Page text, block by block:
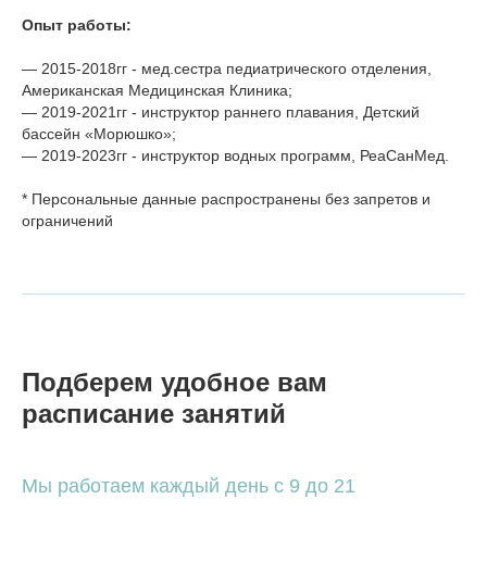
Опыт работы:
— 2015-2018гг - мед.сестра педиатрического отделения,
Американская Медицинская Клиника;
— 2019-2021гг - инструктор раннего плавания, Детский
бассейн «Морюшко»;
— 2019-2023гг - инструктор водных программ, РеаСанМед.
* Персональные данные распространены без запретов и
ограничений
Подберем удобное вам
расписание занятий
Мы работаем каждый день с 9 до 21